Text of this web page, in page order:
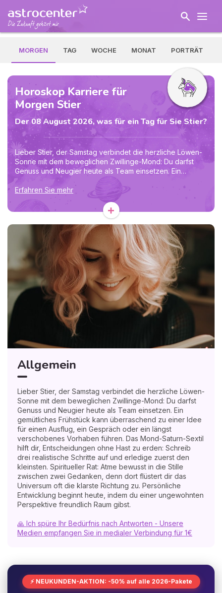
MORGEN TAG WOCHE MONAT PORTRÄT
Horoskop Karriere für
Morgen Stier
Der 08 August 2026, was für ein Tag für Sie Stier?
Lieber Stier, der Samstag verbindet die herzliche Löwen-
Sonne mit dem beweglichen Zwillinge-Mond: Du darfst
Genuss und Neugier heute als Team einsetzen. Ein
gemütliches Frühstück kann überraschend zu einer Idee
für einen Ausflug, ein Gespräch oder ein längst
verschobenes Vorhaben führen. Das Mond-Saturn-Sextil
hilft dir, Entscheidungen ohne Hast zu erden: Schreib drei
realistische Schritte auf und erledige zuerst den kleinsten.
Spiritueller Rat: Atme bewusst in die Stille zwischen zwei
Gedanken, denn dort flüstert dir das Universum oft die
klarste Richtung zu. Persönliche Entwicklung beginnt
heute, indem du einer ungewohnten Perspektive
freundlich Raum gibst.
🙏 Ich spüre Ihr Bedürfnis nach Antworten - Unsere
Medien empfangen Sie in medialer Verbindung für 1€
Erfahren Sie mehr
+
Allgemein
Lieber Stier, der Samstag verbindet die herzliche Löwen-
Sonne mit dem beweglichen Zwillinge-Mond: Du darfst
Genuss und Neugier heute als Team einsetzen. Ein
gemütliches Frühstück kann überraschend zu einer Idee
für einen Ausflug, ein Gespräch oder ein längst
verschobenes Vorhaben führen. Das Mond-Saturn-Sextil
hilft dir, Entscheidungen ohne Hast zu erden: Schreib
drei realistische Schritte auf und erledige zuerst den
kleinsten. Spiritueller Rat: Atme bewusst in die Stille
zwischen zwei Gedanken, denn dort flüstert dir das
Universum oft die klarste Richtung zu. Persönliche
Entwicklung beginnt heute, indem du einer ungewohnten
Perspektive freundlich Raum gibst.
🙏 Ich spüre Ihr Bedürfnis nach Antworten - Unsere
Medien empfangen Sie in medialer Verbindung für 1€
⚡ NEUKUNDEN-AKTION: -50% auf alle 2026-Pakete